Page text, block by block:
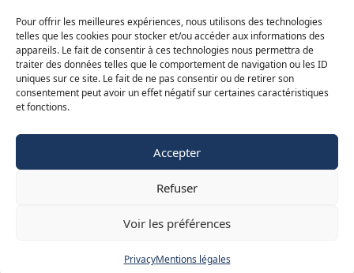
Pour offrir les meilleures expériences, nous utilisons des technologies
telles que les cookies pour stocker et/ou accéder aux informations des
appareils. Le fait de consentir à ces technologies nous permettra de
traiter des données telles que le comportement de navigation ou les ID
uniques sur ce site. Le fait de ne pas consentir ou de retirer son
consentement peut avoir un effet négatif sur certaines caractéristiques
et fonctions.
Accepter
Refuser
Voir les préférences
PrivacyMentions légales
Réserver un green fee
Apprendre le golf
Calendrier du Club
Ouverture du terrain
FR NL EN
2015-2025 Golf de Liège-Gomzé
Mentions légales
Site web réalisé parAdret & Ubac